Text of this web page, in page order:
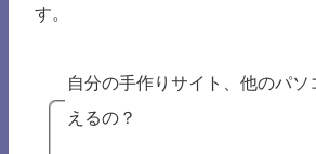
す。
自分の手作りサイト、他のパソ
えるの？